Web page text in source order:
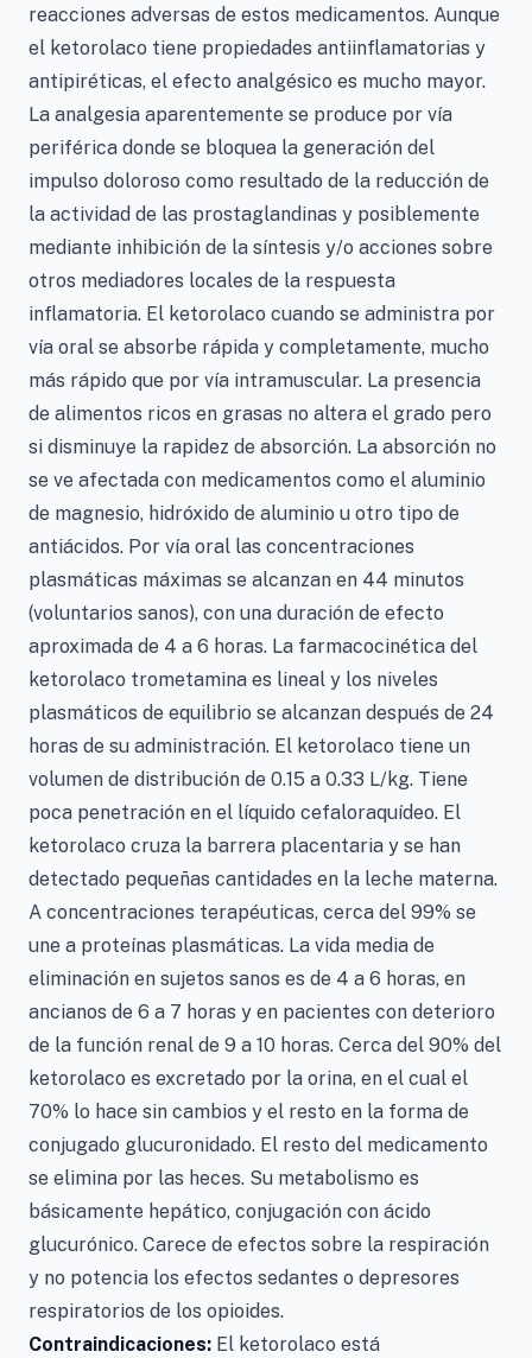
reacciones adversas de estos medicamentos. Aunque
el ketorolaco tiene propiedades antiinflamatorias y
antipiréticas, el efecto analgésico es mucho mayor.
La analgesia aparentemente se produce por vía
periférica donde se bloquea la generación del
impulso doloroso como resultado de la reducción de
la actividad de las prostaglandinas y posiblemente
mediante inhibición de la síntesis y/o acciones sobre
otros mediadores locales de la respuesta
inflamatoria. El ketorolaco cuando se administra por
vía oral se absorbe rápida y completamente, mucho
más rápido que por vía intramuscular. La presencia
de alimentos ricos en grasas no altera el grado pero
si disminuye la rapidez de absorción. La absorción no
se ve afectada con medicamentos como el aluminio
de magnesio, hidróxido de aluminio u otro tipo de
antiácidos. Por vía oral las concentraciones
plasmáticas máximas se alcanzan en 44 minutos
(voluntarios sanos), con una duración de efecto
aproximada de 4 a 6 horas. La farmacocinética del
ketorolaco trometamina es lineal y los niveles
plasmáticos de equilibrio se alcanzan después de 24
horas de su administración. El ketorolaco tiene un
volumen de distribución de 0.15 a 0.33 L/kg. Tiene
poca penetración en el líquido cefaloraquídeo. El
ketorolaco cruza la barrera placentaria y se han
detectado pequeñas cantidades en la leche materna.
A concentraciones terapéuticas, cerca del 99% se
une a proteínas plasmáticas. La vida media de
eliminación en sujetos sanos es de 4 a 6 horas, en
ancianos de 6 a 7 horas y en pacientes con deterioro
de la función renal de 9 a 10 horas. Cerca del 90% del
ketorolaco es excretado por la orina, en el cual el
70% lo hace sin cambios y el resto en la forma de
conjugado glucuronidado. El resto del medicamento
se elimina por las heces. Su metabolismo es
básicamente hepático, conjugación con ácido
glucurónico. Carece de efectos sobre la respiración
y no potencia los efectos sedantes o depresores
respiratorios de los opioides.
Contraindicaciones: El ketorolaco está